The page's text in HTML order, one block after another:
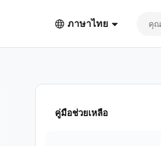
ภาษาไทย
คู่มือช่วยเหลือ